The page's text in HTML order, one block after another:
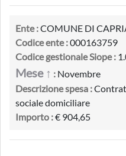
Ente :COMUNE DI
Codice ente :000163759
Codice gestionale Siope :
Mese ↑ : Novembre
Descrizione spesa :
sociale domiciliare
Importo :€ 904,65